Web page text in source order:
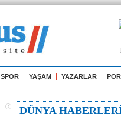
SPOR YAŞAM YAZARLAR
DÜNYA